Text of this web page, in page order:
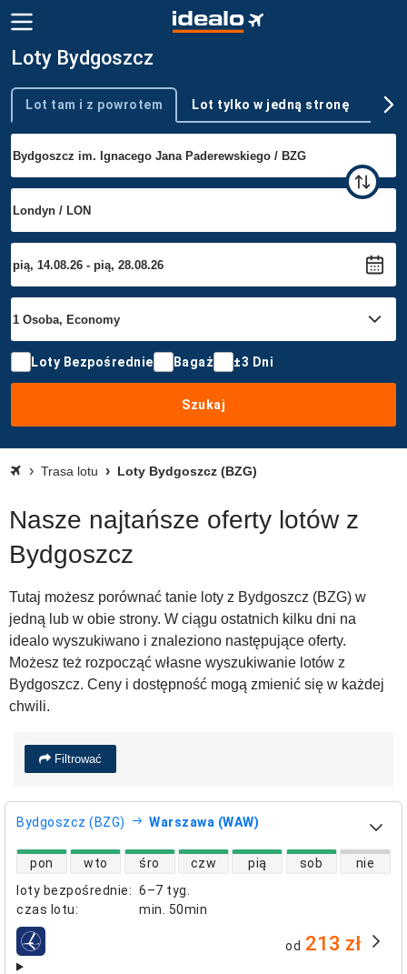
Loty Bydgoszcz
Typ podróży
Lot tam i z powrotem Lot tylko w jedną stronę
Loty Bezpośrednie Bagaż ±3 Dni
Szukaj
Trasa lotu Loty Bydgoszcz (BZG)
Nasze najtańsze oferty lotów z
Bydgoszcz
Tutaj możesz porównać tanie loty z Bydgoszcz (BZG) w
jedną lub w obie strony. W ciągu ostatnich kilku dni na
idealo wyszukiwano i znaleziono następujące oferty.
Możesz też rozpocząć własne wyszukiwanie lotów z
Bydgoszcz. Ceny i dostępność mogą zmienić się w każdej
chwili.
Filtrować
Bydgoszcz (BZG) Warszawa (WAW)
loty bezpośrednie: 6–7 tyg.
czas lotu: min. 50min
dostępność lotów bezpośrednich
pon wto śro czw pią sob nie
linie lotnicze od 213 zł